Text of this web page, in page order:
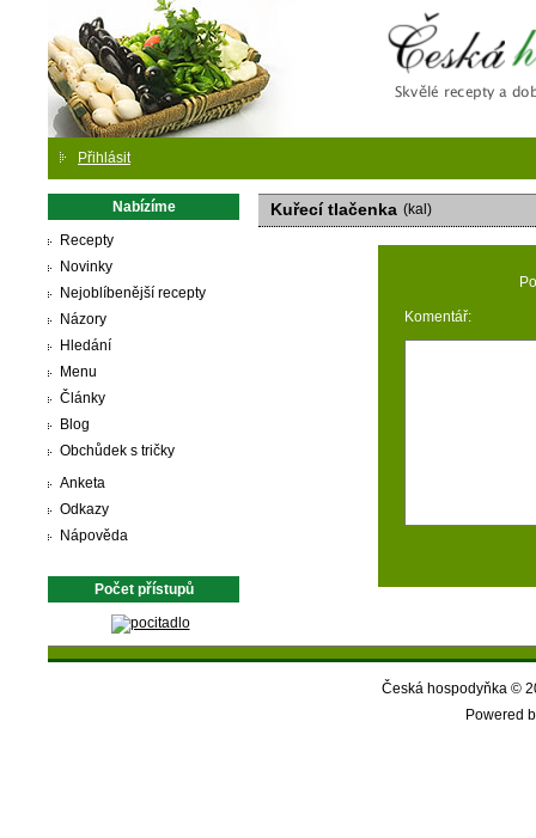
Přihlásit
Nabízíme
Recepty
Novinky
Nejoblíbenější recepty
Názory
Hledání
Menu
Články
Blog
Obchůdek s tričky
Anketa
Odkazy
Nápověda
Počet přístupů
Kuřecí tlačenka (kal)
Komentář:
Česká hospodyňka ©
Powered